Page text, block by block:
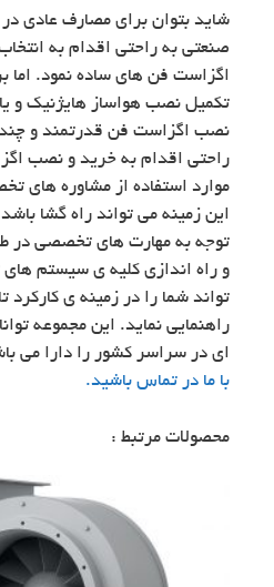
شاید بتوان برای مصارف عادی
صنعتی به راحتی اقدام به
اگزاست فن های ساده نمود. اما
تکمیل نصب هواساز هایژنیک و یا
نصب اگزاست فن قدرتمند و
راحتی اقدام به خرید و نصب
موارد استفاده از مشاوره های
این زمینه می تواند راه گشا
توجه به مهارت های تخصصی در
و راه اندازی کلیه ی سیستم
تواند شما را در زمینه ی کارکرد
راهنمایی نماید. این مجموعه
ای در سراسر کشور را دارا می
با ما در تماس باشید.
محصولات مرتبط :